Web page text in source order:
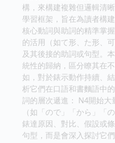
構，來構建複雜但邏輯清
學習框架，旨在為讀者構
核心動詞與助詞的精準掌
的活用（如て形、た形、
及其後接的助詞或句型。
統性的歸納，區分瞭其在
如，對於錶示動作持續、
析它們在口語和書麵語中
詞的層次遞進： N4開始
（如「ので」「から」「
錶達原因、對比、假設或
句型，而是會深入探討它